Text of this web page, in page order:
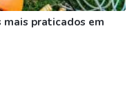
mais praticados em